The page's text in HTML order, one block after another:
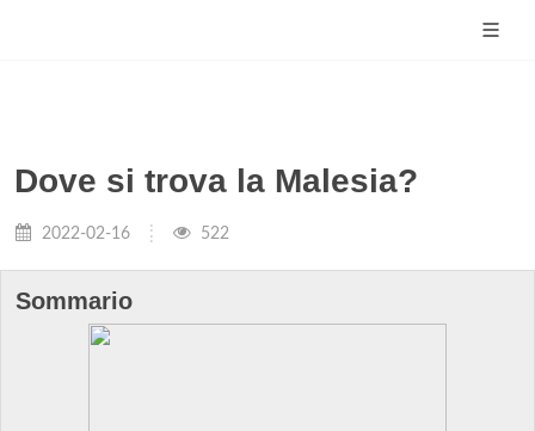
Dove si trova la Malesia?
2022-02-16 522
Sommario